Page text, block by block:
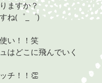
ますか？
ね(゜_゜)
い！！笑
はどこに飛んでいく
チ！！👏